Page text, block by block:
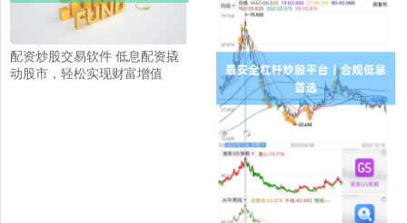
配资炒股交易软件 低息配资撬
动股市，轻松实现财富增值